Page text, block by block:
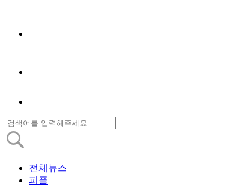
전체뉴스
피플